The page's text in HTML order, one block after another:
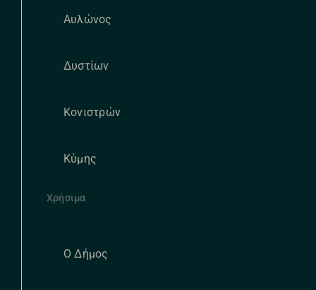
Αυλώνος
Δυστίων
Κονιστρών
Κύμης
Χρήσιμα
Ο Δήμος